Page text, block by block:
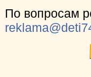
По вопросам